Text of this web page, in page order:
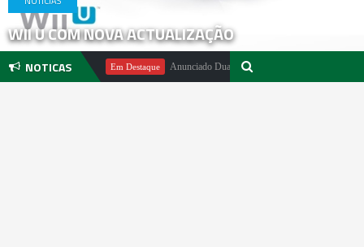
WII U COM NOVA ACTUALIZAÇÃO
NOTICAS
Pachter Em Destaque Anunciado DualSense The Last of Us Limited Edition